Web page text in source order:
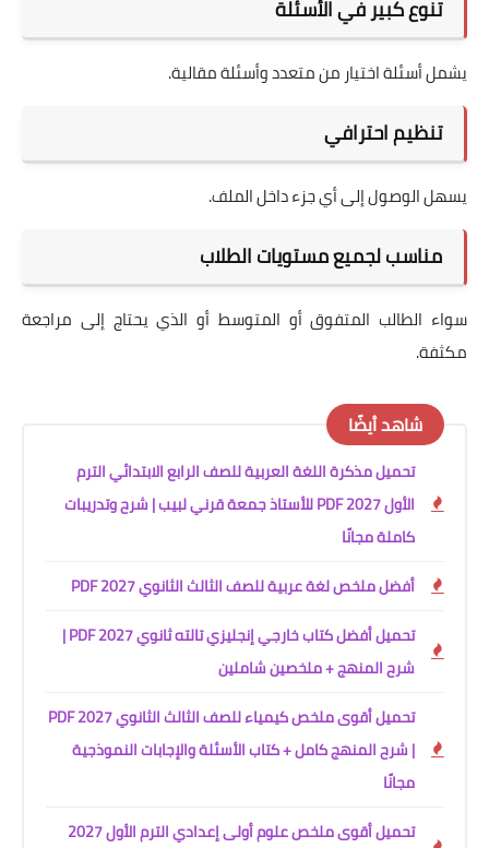
تنوع كبير في الأسئلة
يشمل أسئلة اختيار من متعدد وأسئلة مقالية.
تنظيم احترافي
يسهل الوصول إلى أي جزء داخل الملف.
مناسب لجميع مستويات الطلاب
سواء الطالب المتفوق أو المتوسط أو الذي يحتاج إلى مراجعة
مكثفة.
شاهد أيضًا
تحميل مذكرة اللغة العربية للصف الرابع الابتدائي الترم
الأول 2027 PDF للأستاذ جمعة قرني لبيب | شرح وتدريبات
كاملة مجانًا
أفضل ملخص لغة عربية للصف الثالث الثانوي 2027 PDF
تحميل أفضل كتاب خارجي إنجليزي تالته ثانوي 2027 PDF |
شرح المنهج + ملخصين شاملين
تحميل أقوى ملخص كيمياء للصف الثالث الثانوي 2027 PDF
| شرح المنهج كامل + كتاب الأسئلة والإجابات النموذجية
مجانًا
تحميل أقوى ملخص علوم أولى إعدادي الترم الأول 2027